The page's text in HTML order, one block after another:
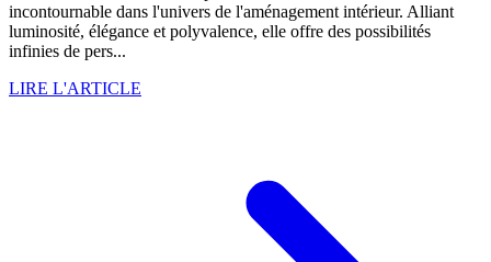
incontournable dans l'univers de l'aménagement intérieur. Alliant
luminosité, élégance et polyvalence, elle offre des possibilités
infinies de pers...
LIRE L'ARTICLE